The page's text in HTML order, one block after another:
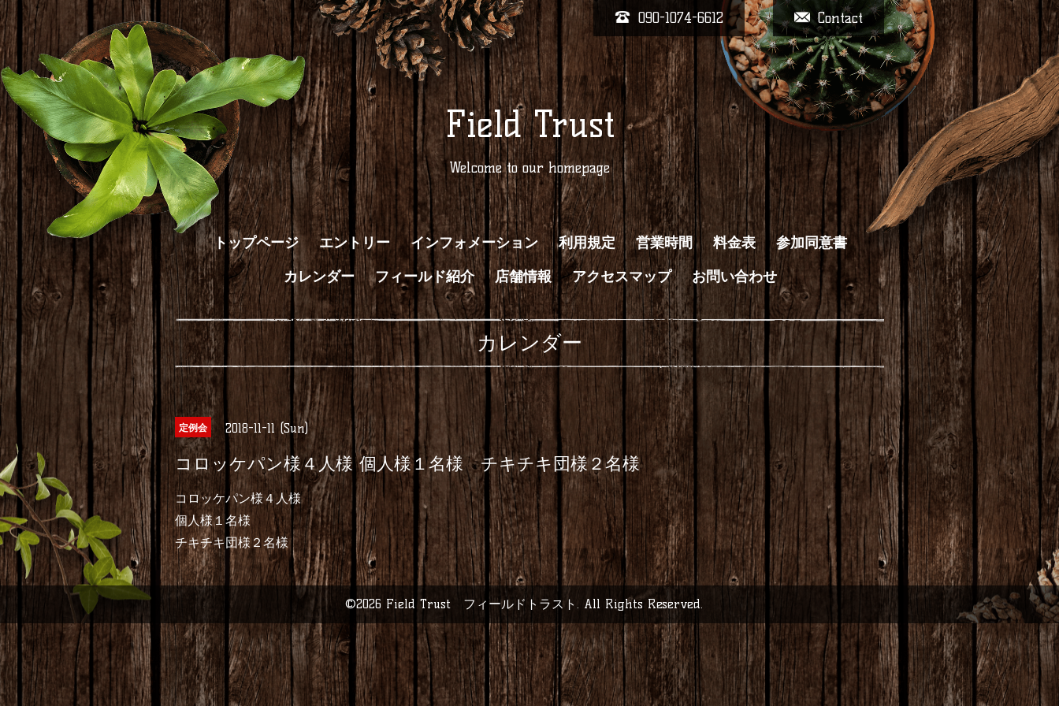
Contact
090-1074-6612
Field Trust
Welcome to our homepage
トップページ エントリー インフォメーション 利用規定 営業時間 料金表
参加同意書
カレンダー
フィールド紹介 店舗情報 アクセスマップ お問い合わせ
カレンダー
定例会 2018-11-11 (Sun)
コロッケパン様４人様 個人様１名様 チキチキ団様２名様
コロッケパン様４人様
個人様１名様
チキチキ団様２名様
©2026 Field Trust フィールドトラスト . All Rights Reserved.